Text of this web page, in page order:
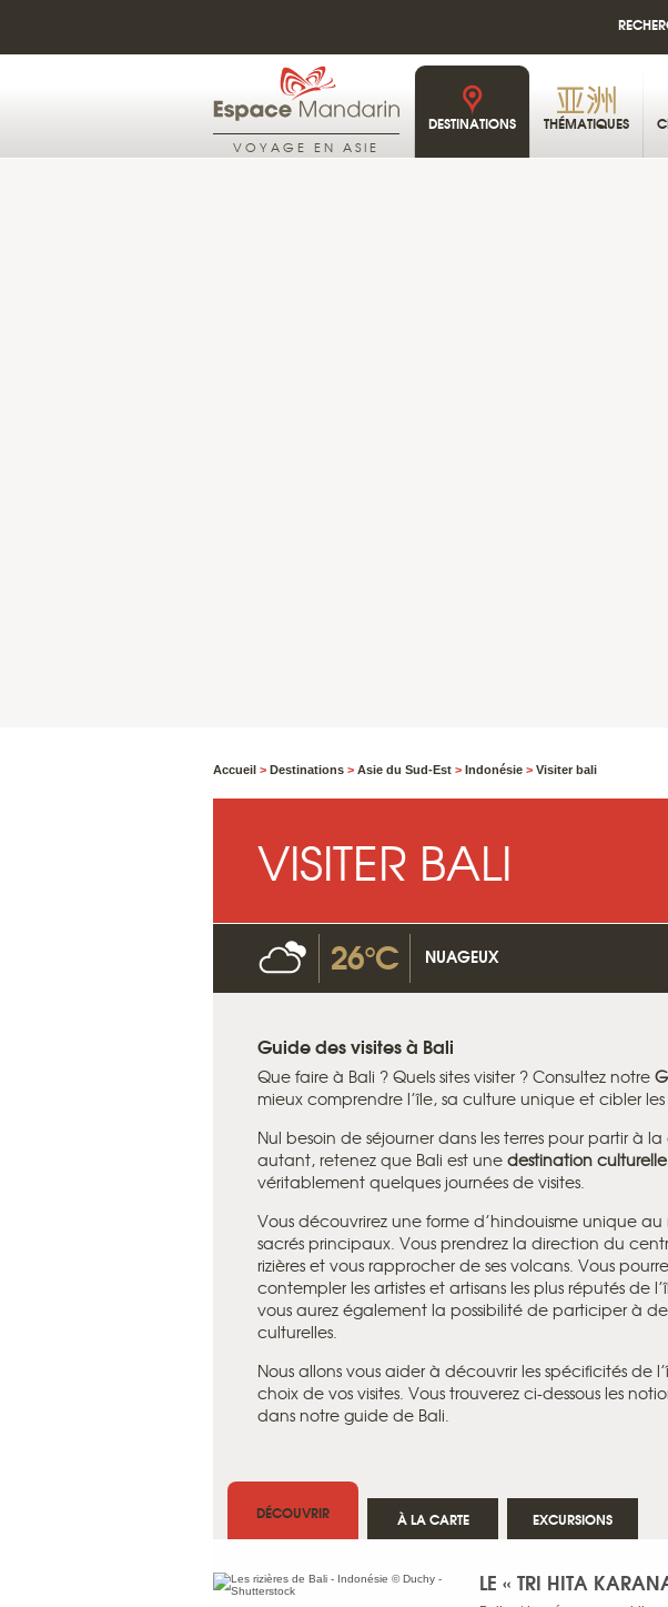
VOYAGE EN ASIE
DESTINATIONS THÉMATIQUES
Accueil > Destinations > Asie du Sud-Est > Indonésie > Visiter bali
VISITER BALI
26°C NUAGEUX
Guide des visites à Bali
Que faire à Bali ? Quels sites visiter ? Consultez notre
mieux comprendre l’île, sa culture unique et cibler
Nul besoin de séjourner dans les terres pour partir à
autant, retenez que Bali est une destination
véritablement quelques journées de visites.
Vous découvrirez une forme d’hindouisme unique au
sacrés principaux. Vous prendrez la direction du
rizières et vous rapprocher de ses volcans. Vous
contempler les artistes et artisans les plus réputés de
vous aurez également la possibilité de participer à
culturelles.
Nous allons vous aider à découvrir les spécificités de
choix de vos visites. Vous trouverez ci-dessous les
dans notre guide de Bali.
DÉCOUVRIR
LE « TRI HITA
À LA CARTE EXCURSIONS